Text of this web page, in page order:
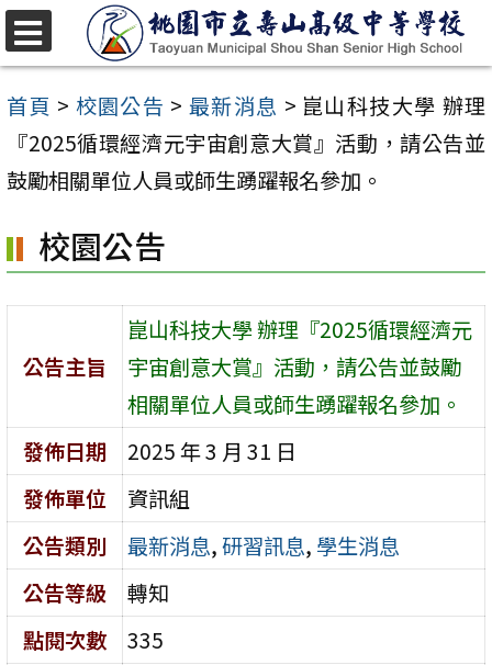
跳
至
主
要
內
區
首頁 > 校園公告 > 最新消息 > 崑山科技大學 辦理
『2025循環經濟元宇宙創意大賞』活動，請公告並
鼓勵相關單位人員或師生踴躍報名參加。
校園公告
公告主旨
崑山科技大學 辦理『2025循環經濟元
宇宙創意大賞』活動，請公告並鼓勵
相關單位人員或師生踴躍報名參加。
發佈日期
2025 年 3 月 31 日
發佈單位
資訊組
公告類別
最新消息,研習訊息, 學生消息
公告等級
轉知
點閱次數
335
選
單